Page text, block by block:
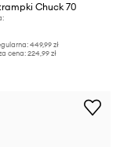
Chuck 70
449,99 zł
cena:224,99 zł